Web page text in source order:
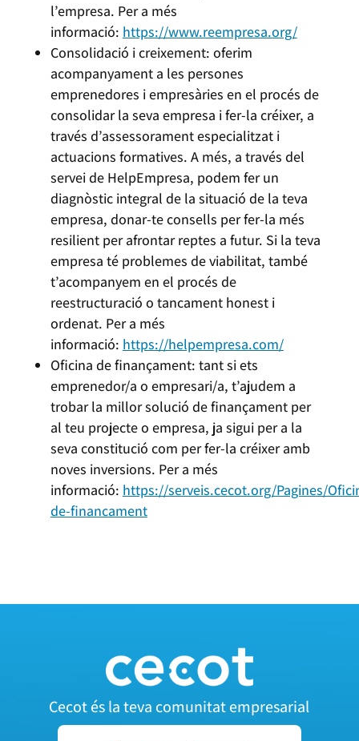
l’empresa. Per a més
informació: https://www.reempresa.org/
Consolidació i creixement: oferim
acompanyament a les persones
emprenedores i empresàries en el procés de
consolidar la seva empresa i fer-la créixer, a
través d’assessorament especialitzat i
actuacions formatives. A més, a través del
servei de HelpEmpresa, podem fer un
diagnòstic integral de la situació de la teva
empresa, donar-te consells per fer-la més
resilient per afrontar reptes a futur. Si la teva
empresa té problemes de viabilitat, també
t’acompanyem en el procés de
reestructuració o tancament honest i
ordenat. Per a més
informació: https://helpempresa.com/
Oficina de finançament: tant si ets
emprenedor/a o empresari/a, t’ajudem a
trobar la millor solució de finançament per
al teu projecte o empresa, ja sigui per a la
seva constitució com per fer-la créixer amb
noves inversions. Per a més
informació: https://serveis.cecot.org/Pagines/
de-financament
Cecot és la teva comunitat empresarial